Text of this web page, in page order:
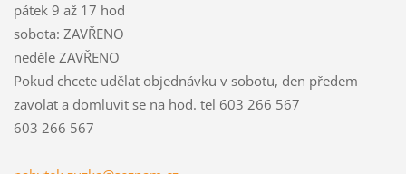
pátek 9 až 17 hod
sobota: ZAVŘENO
neděle ZAVŘENO
Pokud chcete udělat objednávku v sobotu, den předem
zavolat a domluvit se na hod. tel 603 266 567
603 266 567